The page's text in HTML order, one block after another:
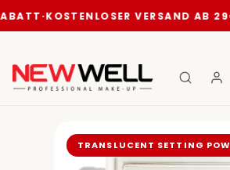
·KOSTENLOSER VERSAND AB 29€·🔥
TRANSLUCENT SETTING